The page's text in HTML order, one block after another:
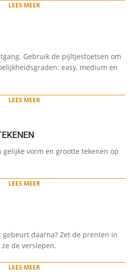
LEES MEER
Gebruik de pijltjestoetsen om
easy, medium en
LEES MEER
gelijke vorm en grootte tekenen op
LEES MEER
gebeurt daarna? Zet de prenten in
de verslepen.
LEES MEER